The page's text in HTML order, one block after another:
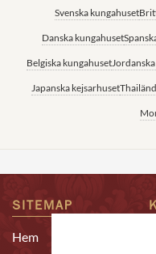
Svenska kungahuset
Danska kungahuset
Belgiska kungahuset
Japanska kejsarhuset
SITEMAP
Hem